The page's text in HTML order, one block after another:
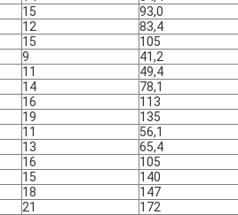
15 93,0
12 83,4
15 105
9 41,2
11 49,4
14 78,1
16 113
19 135
11 56,1
13 65,4
16 105
15 140
18 147
21 172